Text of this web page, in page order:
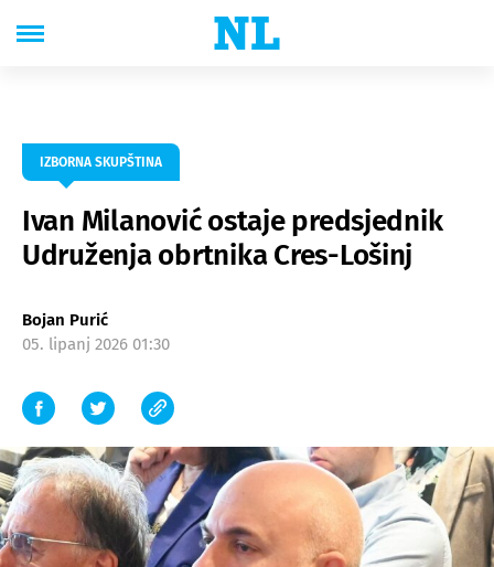
IZBORNA SKUPŠTINA
Ivan Milanović ostaje predsjednik
Udruženja obrtnika Cres-Lošinj
Bojan Purić
05. lipanj 2026 01:30